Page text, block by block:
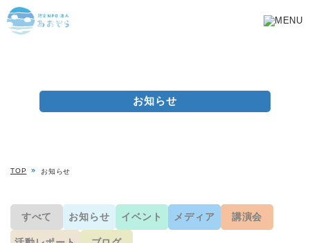
お知らせ
TOP お知らせ
すべて お知らせ イベント メディア 講演会